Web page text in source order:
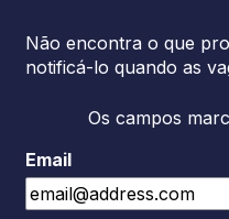
Não encontra o que
notificá-lo quando as
Os campos
Email